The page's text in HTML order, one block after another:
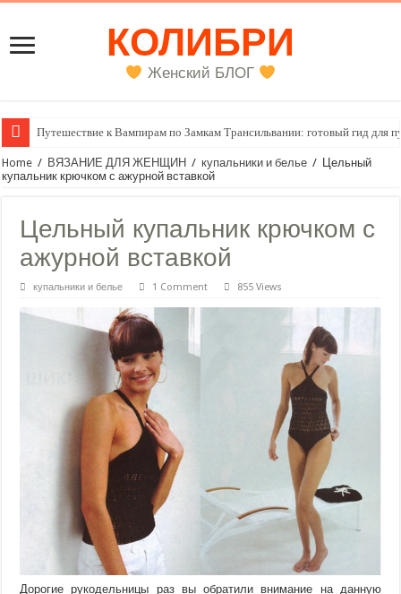
КОЛИБРИ
Женский БЛОГ
Женский внутренний голос
Home / ВЯЗАНИЕ ДЛЯ ЖЕНЩИН / купальники и белье / Цельный
купальник крючком с ажурной вставкой
Цельный купальник крючком с
ажурной вставкой
купальники и белье 1 Comment 855 Views
Дорогие рукодельницы раз вы обратили внимание на данную